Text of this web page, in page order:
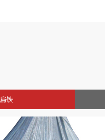
扁铁